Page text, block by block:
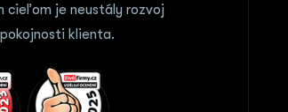
cieľom je neustály rozvoj
klienta.